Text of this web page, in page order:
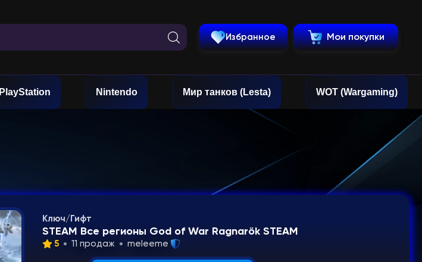
Избранное Мои покупки
PlayStation Nintendo Мир танков (Lesta) WOT (Wargaming)
Ключ/Гифт
STEAM Все регионы God of War Ragnarök STEAM
5 11 продаж meleeme